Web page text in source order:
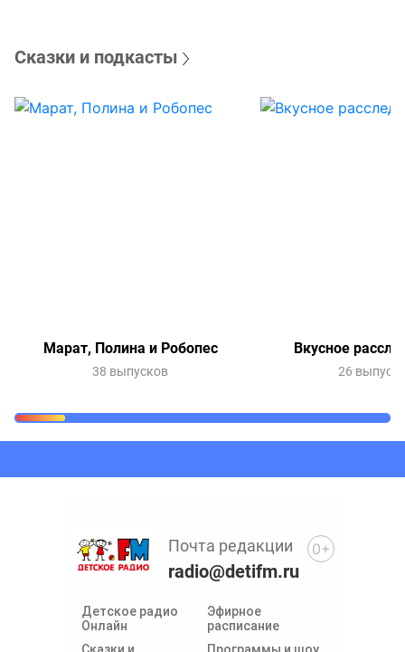
Сказки и подкасты
Марат, Полина и Робопес
38 выпусков
Вкусное
26
Детское радио
Онлайн
Эфирное
расписание
Почта редакции
radio@detifm.ru
0+